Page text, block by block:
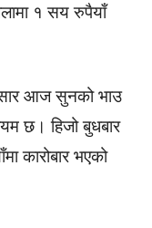
१ सय रुपैयाँ
आज सुनको भाउ
छ। हिजो बुधबार
कारोबार भएको